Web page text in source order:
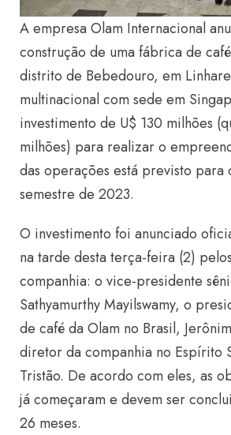
A empresa Olam Internacional
construção de uma fábrica de
distrito de Bebedouro, em
multinacional com sede em
investimento de U$ 130 milhões
milhões) para realizar o
das operações está previsto para
semestre de 2023.
O investimento foi anunciado
na tarde desta terça-feira (2)
companhia: o vice-presidente
Sathyamurthy Mayilswamy, o
de café da Olam no Brasil,
diretor da companhia no Espírito
Tristão. De acordo com eles, as
já começaram e devem ser
26 meses.